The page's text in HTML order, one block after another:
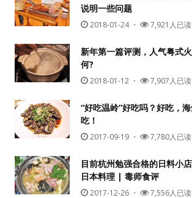
用户名或Email
密码
记住我的登录状态
没帐号？注册一个
说明一些问题
2018-01-24・ 7,921人已读
新年第一篇评测，人气粤式
何?
2018-01-12 ・ 7,907人已读
“好吃温岭”好吃吗？好吃，
吃！
2017-09-19 ・ 7,780人已读
目前杭州勉强合格的日料
日本料理 | 毒师食评
2017-12-26 ・ 7,556人已读